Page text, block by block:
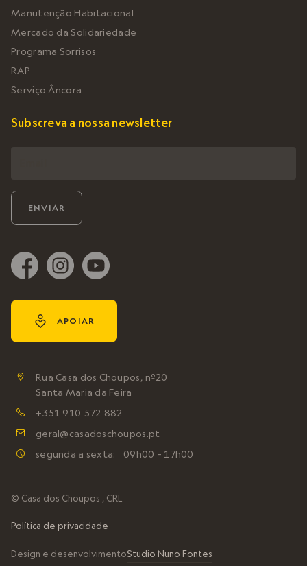
Manutenção Habitacional
Mercado da Solidariedade
Programa Sorrisos
RAP
Serviço Âncora
Subscreva a nossa newsletter
y APOIAR

Rua Casa dos Choupos, nº20
Santa Maria da Feira
 +351 910 572 882
 geral@casadoschoupos.pt
 segunda a sexta: 09h00 – 17h00
© Casa dos Choupos , CRL
Política de privacidade
Design e desenvolvimentoStudio Nuno Fontes